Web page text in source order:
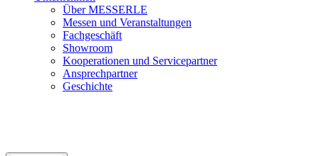
Über MESSERLE
Messen und Veranstaltungen
Fachgeschäft
Showroom
Kooperationen und Servicepartner
Ansprechpartner
Geschichte